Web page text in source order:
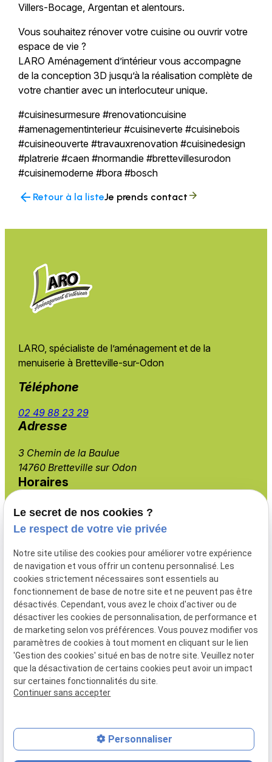
Villers-Bocage, Argentan et alentours.
Vous souhaitez rénover votre cuisine ou ouvrir votre
espace de vie ?
LARO Aménagement d’intérieur vous accompagne
de la conception 3D jusqu’à la réalisation complète de
votre chantier avec un interlocuteur unique.
#cuisinesurmesure #renovationcuisine
#amenagementinterieur #cuisineverte #cuisinebois
#cuisineouverte #travauxrenovation #cuisinedesign
#platrerie #caen #normandie #brettevillesurodon
#cuisinemoderne #bora #bosch
arrow_back Retour à la listeJe prends contact
LARO, spécialiste de l’aménagement et de la
menuiserie à Bretteville-sur-Odon
Téléphone
02 49 88 23 29
Adresse
3 Chemin de la Baulue
14760 Bretteville sur Odon
Horaires
Lundi - Vendredi
08:00 - 19:00
Menuiserie extérieure
Aménagement intérieur
Isolation
Nos produits
Nos réalisations
Mentions légales
Le secret de nos cookies ?
Le respect de votre vie privée
Notre site utilise des cookies pour améliorer votre expérience
de navigation et vous offrir un contenu personnalisé. Les
cookies strictement nécessaires sont essentiels au
fonctionnement de base de notre site et ne peuvent pas être
désactivés. Cependant, vous avez le choix d'activer ou de
désactiver les cookies de personnalisation, de performance et
de marketing selon vos préférences. Vous pouvez modifier vos
paramètres de cookies à tout moment en cliquant sur le lien
'Gestion des cookies' situé en bas de notre site. Veuillez noter
que la désactivation de certains cookies peut avoir un impact
sur certaines fonctionnalités du site.
Continuer sans accepter
Personnaliser